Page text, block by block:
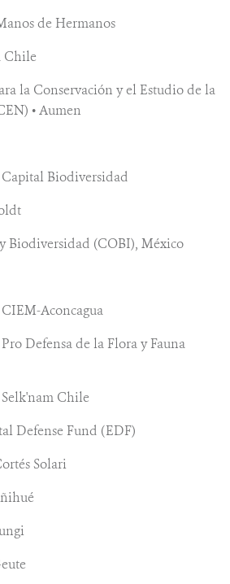
de Hermanos
Chile
la Conservación y el Estudio de la
• Aumen
Biodiversidad
Biodiversidad (COBI), México
Aconcagua
Defensa de la Flora y Fauna
Chile
Defense Fund (EDF)
Solari